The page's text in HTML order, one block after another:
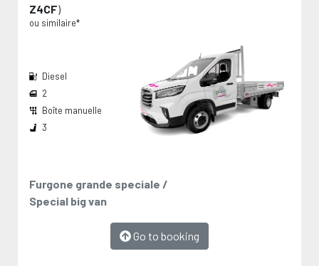
Z4CF)
ou similaire*
Furgone grande speciale /
Special big van
Go to booking
Diesel
2
Boîte manuelle
3